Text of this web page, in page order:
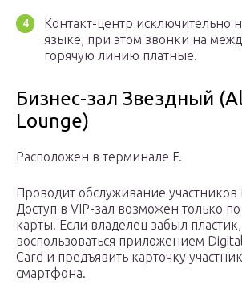
Контакт-центр исключительно
языке, при этом звонки на
горячую линию платные.
Бизнес-зал Звездный
Lounge)
Расположен в терминале F.
Проводит обслуживание участников
Доступ в VIP-зал возможен только
карты. Если владелец забыл
воспользоваться приложением
Card и предъявить карточку
смартфона.